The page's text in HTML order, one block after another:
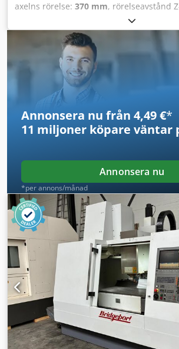
axelns rörelse: 370 mm, rörelseavstånd
Bridgeport fräsmaskin Typ: Interact 4
Heidenhain TNC 155 X-axelrörelse: 745
370 mm Z-axelrörelse: 300 mm
Bädd: 960 x 380 mm Spindel: ISO 40
(LxBxH)
Annonsera nu från 4,49 €*
11 miljoner köpare väntar
Annonsera nu
*per annons/månad